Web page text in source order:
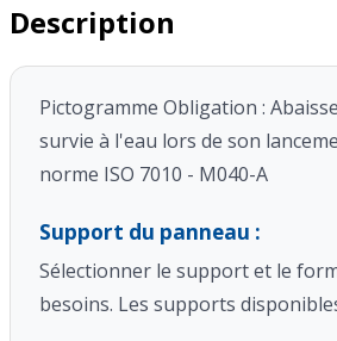
Description
Pictogramme Obligation :
survie à l'eau lors de son
norme ISO 7010 - M040-A
Support du panneau :
Sélectionner le support et le
besoins. Les supports